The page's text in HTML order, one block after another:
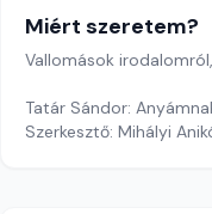
Miért szeretem?
Vallomások
Tatár Sándor:
Szerkesztő: Mihályi